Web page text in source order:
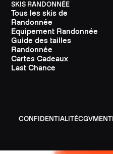
SKIS RANDONNÉE
Tous les skis de
Randonnée
Equipement Randonnée
Guide des tailles
Randonnée
Cartes Cadeaux
Last Chance
CONFIDENTIALITÉCGV